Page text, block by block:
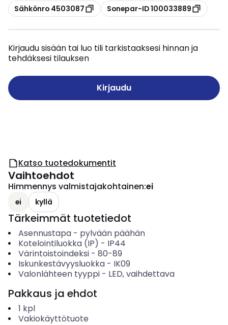
Kopioi
Sähkönro 4503087 Kopioi
Sonepar-ID 100033889
Kirjaudu sisään tai luo tili tarkistaaksesi hinnan ja
tehdäksesi tilauksen
Kirjaudu
Katso tuotedokumentit
Vaihtoehdot
Himmennys valmistajakohtainen:ei
ei kyllä
Tärkeimmät tuotetiedot
Asennustapa- pylvään päähän
Kotelointiluokka (IP) - IP44
Värintoistoindeksi- 80-89
Iskunkestävyysluokka- IK09
Valonlähteen tyyppi- LED, vaihdettava
Pakkaus ja ehdot
1 kpl
Vakiokäyttötuote